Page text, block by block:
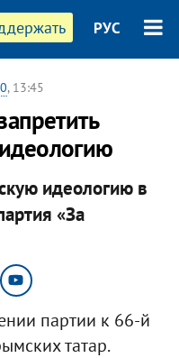
РУС
, 13:45
идеологию в
«За
партии к 66-й
татар.